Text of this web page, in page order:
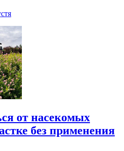
от насекомых
без применения